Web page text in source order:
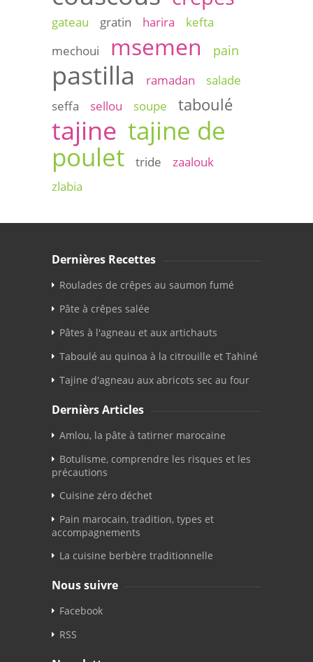
gateau gratin harira
kefta
mechoui
msemen pain
pastilla ramadan
salade
seffa
sellou soupe taboulé
tajine tajine de
poulet
tride
zaalouk
zlabia
Dernières Recettes
Roulades de crêpes au saumon fumé
Pâte à crêpes salée
Pâtes à l'agneau et aux artichauts
Taboulé au quinoa à la citrouille et Tahiné
Tajine d'agneau aux abricots sec au four
Dernièrs Articles
Amlou, la pâte à tatirner marocaine
Botulisme, comprendre les risques et les
précautions
Cuisine zéro déchet
Pain marocain, tradition, types et
accompagnements
La cuisine berbère traditionnelle
Nous suivre
Facebook
RSS